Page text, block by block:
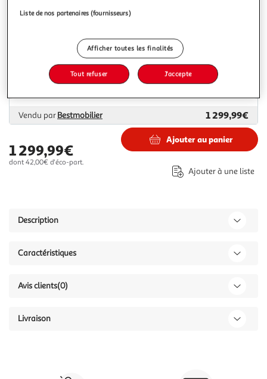
Taille
Livraison dès 1/2 semaines
99,99€
Vendu parBestmobilier 1 299,99€
1 299,99€
dont 42,00€ d'éco-part.
Ajouter au panier
Ajouter à une liste
Description
Caractéristiques
Avis clients(0)
Livraison
Liste de nos partenaires (fournisseurs)
Afficher toutes les finalités
Tout refuser J'accepte